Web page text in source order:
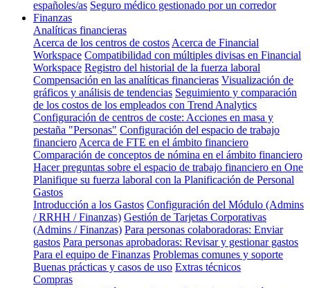
españoles/as Seguro médico gestionado por un corredor
Finanzas
Analíticas financieras
Acerca de los centros de costos Acerca de Financial
Workspace Compatibilidad con múltiples divisas en Financial
Workspace Registro del historial de la fuerza laboral
Compensación en las analíticas financieras Visualización de
gráficos y análisis de tendencias Seguimiento y comparación
de los costos de los empleados con Trend Analytics
Configuración de centros de coste: Acciones en masa y
pestaña "Personas" Configuración del espacio de trabajo
financiero Acerca de FTE en el ámbito financiero
Comparación de conceptos de nómina en el ámbito financiero
Hacer preguntas sobre el espacio de trabajo financiero en One
Planifique su fuerza laboral con la Planificación de Personal
Gastos
Introducción a los Gastos Configuración del Módulo (Admins
/ RRHH / Finanzas) Gestión de Tarjetas Corporativas
(Admins / Finanzas) Para personas colaboradoras: Enviar
gastos Para personas aprobadoras: Revisar y gestionar gastos
Para el equipo de Finanzas Problemas comunes y soporte
Buenas prácticas y casos de uso Extras técnicos
Compras